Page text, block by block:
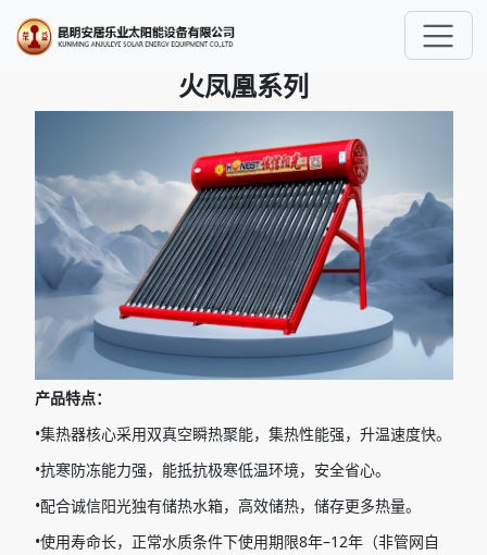
火凤凰系列
产品特点：
•集热器核心采用双真空瞬热聚能，集热性能强，升温速度快。
•抗寒防冻能力强，能抵抗极寒低温环境，安全省心。
•配合诚信阳光独有储热水箱，高效储热，储存更多热量。
•使用寿命长，正常水质条件下使用期限8年–12年（非管网自